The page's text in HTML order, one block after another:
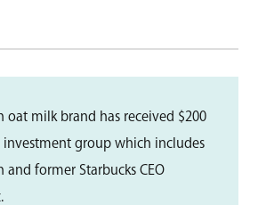
oat milk brand has received $200
group which includes
and former Starbucks CEO